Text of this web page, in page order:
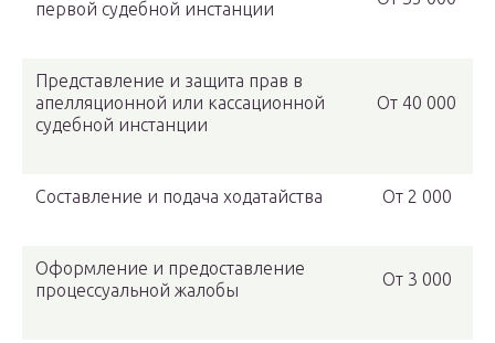
первой судебной инстанции
Представление и защита прав в
апелляционной или кассационной
судебной инстанции
От 40 000
Составление и подача ходатайства От 2 000
Оформление и предоставление
процессуальной жалобы
От 3 000